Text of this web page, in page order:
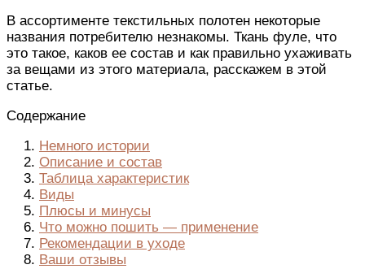
В ассортименте текстильных полотен некоторые
названия потребителю незнакомы. Ткань фуле, что
это такое, каков ее состав и как правильно ухаживать
за вещами из этого материала, расскажем в этой
статье.
Содержание
Немного истории
Описание и состав
Таблица характеристик
Виды
Плюсы и минусы
Что можно пошить — применение
Рекомендации в уходе
Ваши отзывы